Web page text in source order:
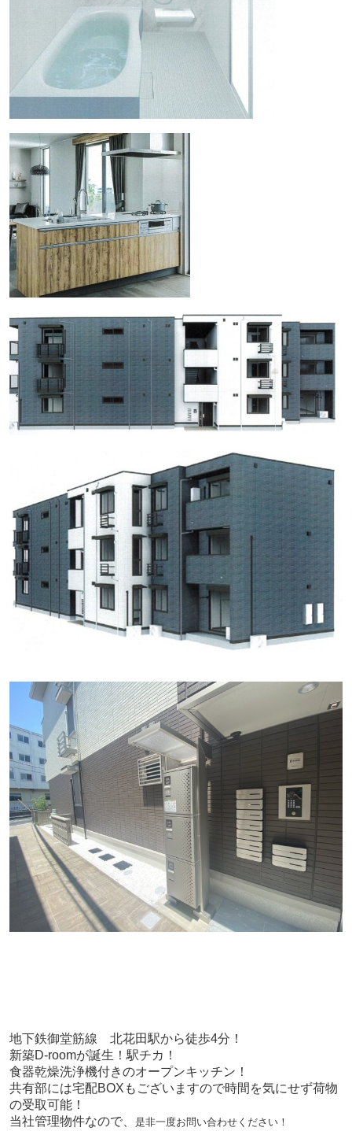
地下鉄御堂筋線 北花田駅から徒歩4分 ！
新築D-roomが誕生！駅チカ！
食器乾燥洗浄機付きのオープンキッチン！
共有部には宅配BOXもございますので時間を気にせず荷物
の受取可能！
当社管理物件なので、 是非一度お問い合わせください！